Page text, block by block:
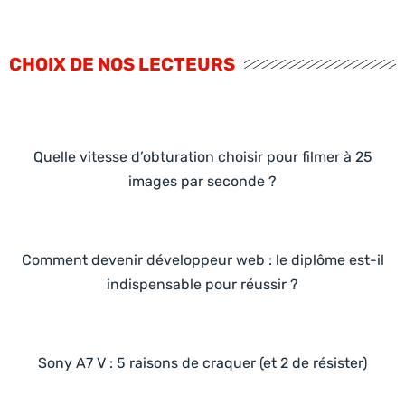
CHOIX DE NOS LECTEURS
Quelle vitesse d’obturation choisir pour filmer à 25
images par seconde ?
Comment devenir développeur web : le diplôme est-il
indispensable pour réussir ?
Sony A7 V : 5 raisons de craquer (et 2 de résister)